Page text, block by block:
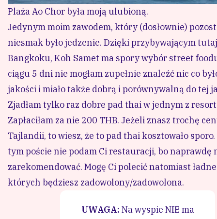
jakości i miało także dobrą i porównywalną do tej
plaży. Zapłaciłam za nie 200 THB. Jeżeli znasz
w tym poście nie podam Ci restauracji, bo
plaże, z których będziesz zadowolony/zadowolona.
Co robić i zobaczyć na Koh Samet?
Odwiedź najpiękniejsze plaże
Koh Samet ma ich naprawdę wiele. Główna